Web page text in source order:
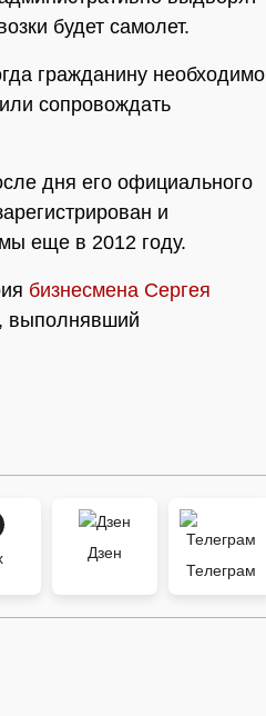
будет самолет.
гражданину необходимо
сопровождать
дня его официального
и
еще в 2012 году.
бизнесмена Сергея
выполнявший
Дзен
Телеграм